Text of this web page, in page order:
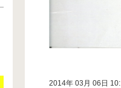
2014年 03月 06日